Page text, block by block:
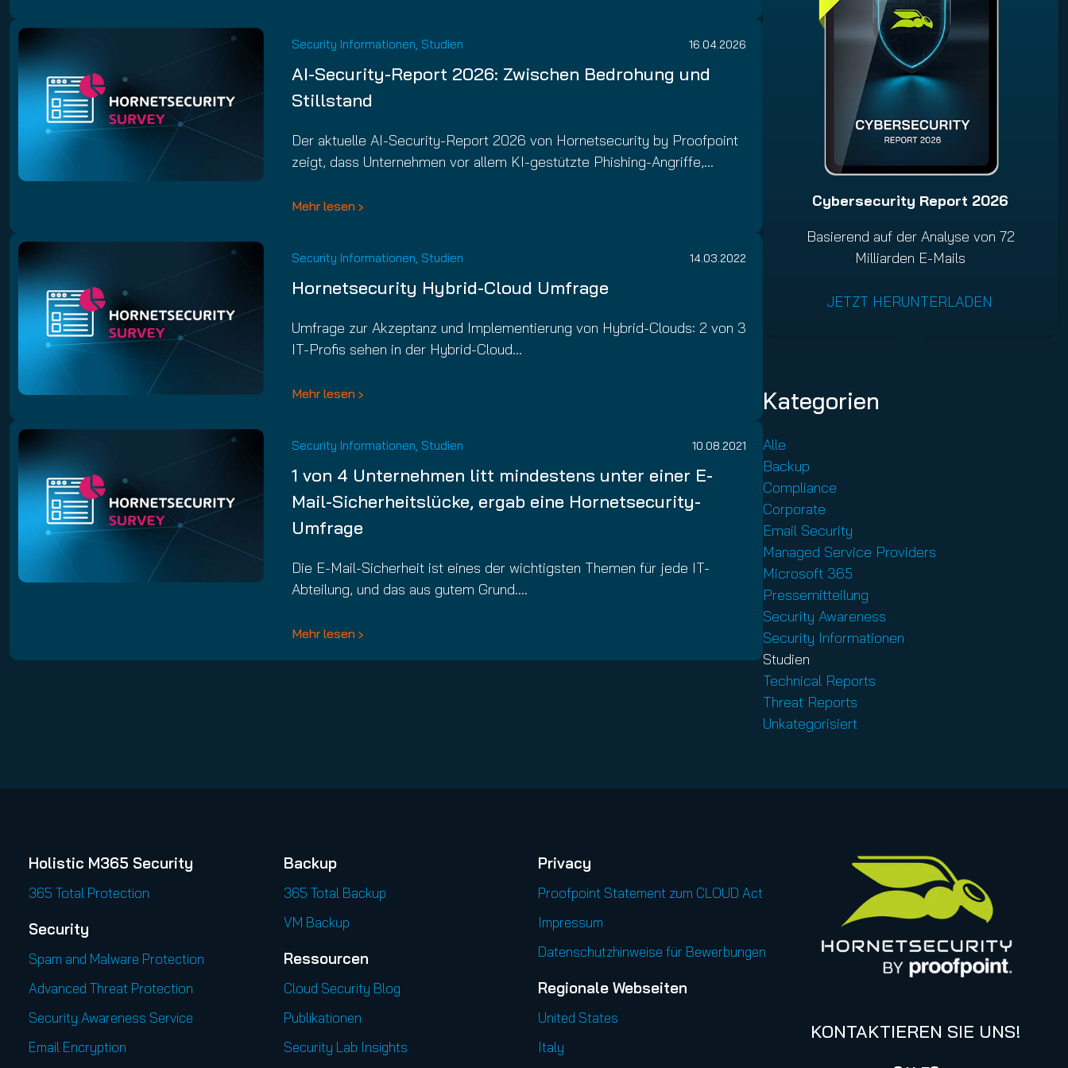
Security Informationen, Studien 16.04.2026
AI-Security-Report 2026: Zwischen Bedrohung und
Stillstand
Der aktuelle AI-Security-Report 2026 von Hornetsecurity by Proofpoint
zeigt, dass Unternehmen vor allem KI-gestützte Phishing-Angriffe,…
Mehr lesen
Security Informationen, Studien 14.03.2022
Hornetsecurity Hybrid-Cloud Umfrage
Umfrage zur Akzeptanz und Implementierung von Hybrid-Clouds: 2 von 3
IT-Profis sehen in der Hybrid-Cloud…
Mehr lesen
Security Informationen, Studien 10.08.2021
1 von 4 Unternehmen litt mindestens unter einer E-
Mail-Sicherheitslücke, ergab eine Hornetsecurity-
Umfrage
Die E-Mail-Sicherheit ist eines der wichtigsten Themen für jede IT-
Abteilung, und das aus gutem Grund.…
Mehr lesen
Cybersecurity Report 2026
Basierend auf der Analyse von 72
Milliarden E-Mails
JETZT HERUNTERLADEN
Kategorien
Alle
Backup
Compliance
Corporate
Email Security
Managed Service Providers
Microsoft 365
Pressemitteilung
Security Awareness
Security Informationen
Studien
Technical Reports
Threat Reports
Unkategorisiert
Holistic M365 Security
365 Total Protection
Security
Spam and Malware Protection
Advanced Threat Protection
Security Awareness Service
Email Encryption
Backup
365 Total Backup
VM Backup
Ressourcen
Cloud Security Blog
Publikationen
Security Lab Insights
Privacy
Proofpoint Statement zum CLOUD Act
Impressum
Datenschutzhinweise für Bewerbungen
Regionale Webseiten
United States
Italy
KONTAKTIEREN SIE UNS!